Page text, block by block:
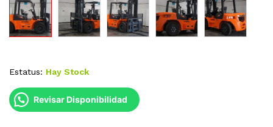
Estatus: Hay Stock
Revisar Disponibilidad